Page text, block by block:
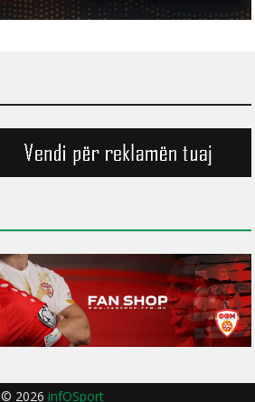
© 2026 infOSport